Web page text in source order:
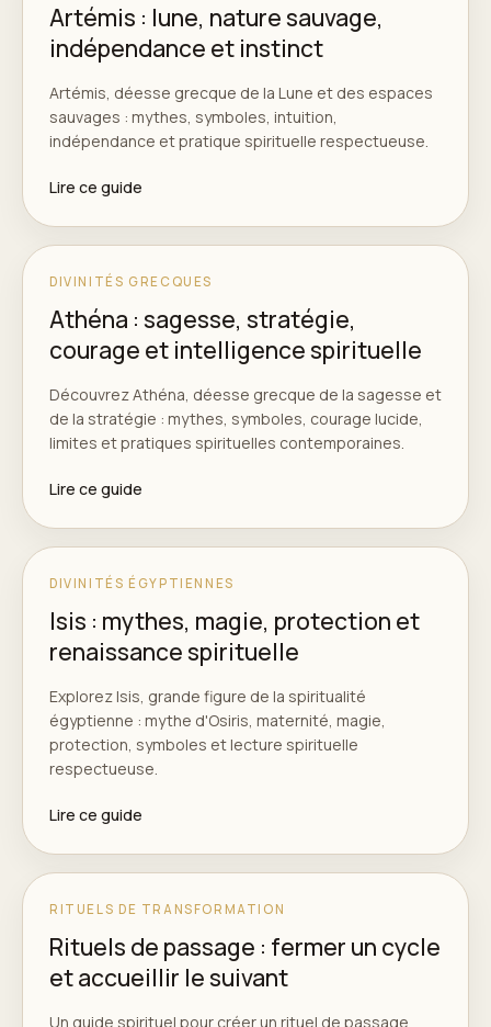
Artémis : lune, nature sauvage,
indépendance et instinct
Artémis, déesse grecque de la Lune et des espaces
sauvages : mythes, symboles, intuition,
indépendance et pratique spirituelle respectueuse.
Lire ce guide
DIVINITÉS GRECQUES
Athéna : sagesse, stratégie,
courage et intelligence spirituelle
Découvrez Athéna, déesse grecque de la sagesse et
de la stratégie : mythes, symboles, courage lucide,
limites et pratiques spirituelles contemporaines.
Lire ce guide
DIVINITÉS ÉGYPTIENNES
Isis : mythes, magie, protection et
renaissance spirituelle
Explorez Isis, grande figure de la spiritualité
égyptienne : mythe d'Osiris, maternité, magie,
protection, symboles et lecture spirituelle
respectueuse.
Lire ce guide
RITUELS DE TRANSFORMATION
Rituels de passage : fermer un cycle
et accueillir le suivant
Un guide spirituel pour créer un rituel de passage